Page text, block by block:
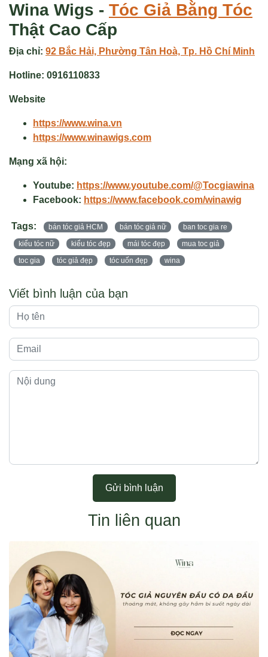
Wina Wigs - Tóc Giả Bằng Tóc
Thật Cao Cấp
Địa chỉ: 92 Bắc Hải, Phường Tân Hoà, Tp. Hồ Chí Minh
Hotline: 0916110833
Website
https://www.wina.vn
https://www.winawigs.com
Mạng xã hội:
Youtube: https://www.youtube.com/@Tocgiawina
Facebook: https://www.facebook.com/winawig
Tags: bán tóc giả HCM bán tóc giả nữ
ban toc gia re
kiểu tóc nữ
kiểu tóc đẹp mái tóc đẹp
mua toc giả
toc gia
tóc giả đẹp tóc uốn đẹp wina
Viết bình luận của bạn
Gửi bình luận
Tin liên quan